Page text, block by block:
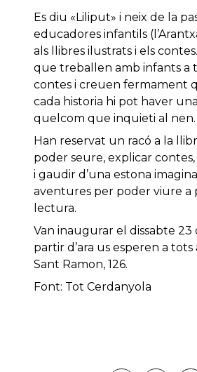
Es diu «Liliput» i neix de la
educadores infantils
als llibres ilustrats i els
que treballen amb infants a
contes i creuen fermament
cada historia hi pot haver
quelcom que inquieti al nen.
Han reservat un racó a la
poder seure, explicar contes,
i gaudir d’una estona
aventures per poder viure a
lectura.
Van inaugurar el dissabte 23
partir d’ara us esperen a
Sant Ramon, 126.
Font: Tot Cerdanyola